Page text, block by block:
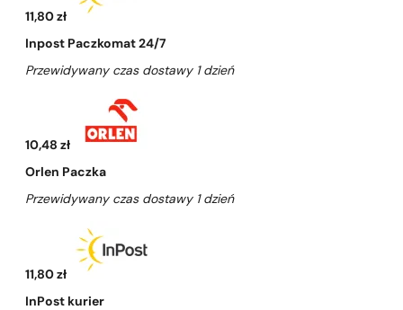
11,80 zł
Inpost Paczkomat 24/7
Przewidywany czas dostawy 1 dzień
10,48 zł
Orlen Paczka
Przewidywany czas dostawy 1 dzień
11,80 zł
InPost kurier